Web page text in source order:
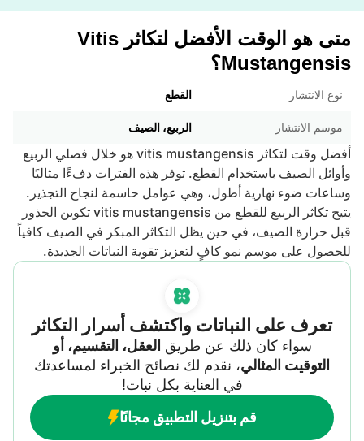
متى هو الوقت الأفضل لتكاثر Vitis
Mustangensis؟
نوع الانتشار القطع
موسم الانتشار الربيع، الصيف
أفضل وقت لتكاثر vitis mustangensis هو خلال فصلي الربيع
وأوائل الصيف باستخدام القطع. توفر هذه الفترات دفءًا مثاليًا
وساعات ضوء نهارية أطول، وهي عوامل حاسمة لنجاح التجذير.
يتيح تكاثر الربيع للقطع من vitis mustangensis تكوين الجذور
قبل حرارة الصيف، في حين يظل التكاثر المبكر في الصيف كافياً
للحصول على موسم نمو كافٍ لتعزيز تقوية النباتات الجديدة.
تعرف على النباتات واكتشف أسرار التكاثر
سواء كان ذلك عن طريق العقل، التقسيم، أو
التوقيت المثالي، نقدم لك نصائح الخبراء لمساعدتك
في العناية بكل نبات!
قم بتنزيل التطبيق مجانًا